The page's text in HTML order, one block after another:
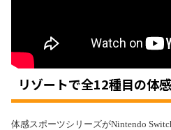
リゾートで全12種目の体
体感スポーツシリーズがNintendo